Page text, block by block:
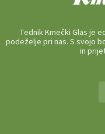
Tednik Kmečki Glas je
podeželje pri nas. S svojo
in